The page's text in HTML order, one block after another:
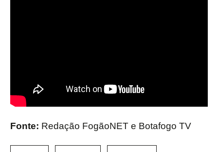
Fonte: Redação FogãoNET e Botafogo TV